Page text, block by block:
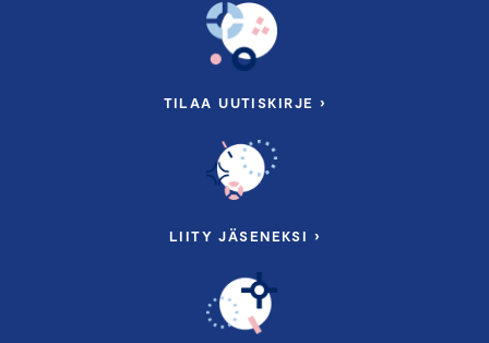
TILAA UUTISKIRJE ›
LIITY JÄSENEKSI ›